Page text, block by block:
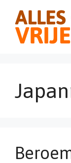
inhoud